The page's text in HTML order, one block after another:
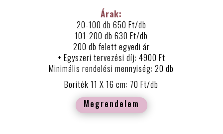
Árak:
20-100 db 650 Ft/db
101-200 db 630 Ft/db
200 db felett egyedi ár
+ Egyszeri tervezési díj: 4900 Ft
Minimális rendelési mennyiség: 20 db
Boríték 11 X 16 cm: 70 Ft/db
Megrendelem